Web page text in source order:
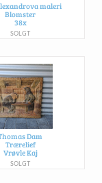
maleri
Blomster
38x
SOLGT
Dam
Trærelief
Vrøvle Kaj
SOLGT